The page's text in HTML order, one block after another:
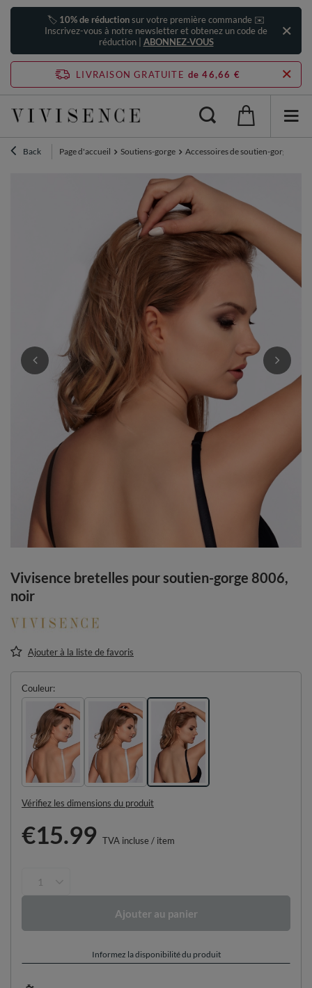
🏷️ 10% de réductionsur votre première commande ✉️
Inscrivez-vous à notre newsletter et obtenez un code de
réduction | ABONNEZ-VOUS
LIVRAISON GRATUITE de 46,66 €
Back Page d'accueil Soutiens-gorge Accessoires de soutien-gorge
Vivisence bretelles pour soutien-gorge 8006,
noir
Ajouter à la liste de favoris
Couleur
Vérifiez les dimensions du produit
€15.99 TVA incluse/ item
Ajouter au panier
Informez la disponibilité du produit